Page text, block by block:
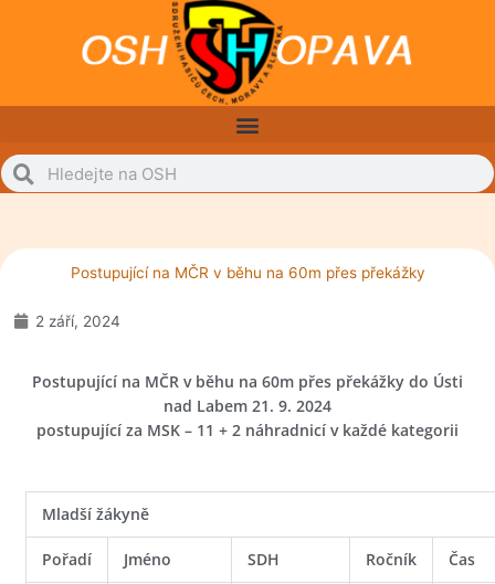
SearchSearch
Postupující na MČR v běhu na 60m přes překážky
2 září, 2024
Postupující na MČR v běhu na 60m přes překážky do Ústi
nad Labem 21. 9. 2024
postupující za MSK – 11 + 2 náhradnicí v každé kategorii
Mladší žákyně
Pořadí Jméno SDH Ročník Čas